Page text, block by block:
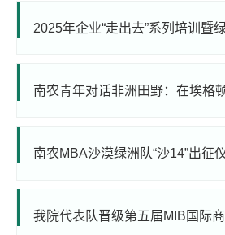
南农MBA沙漠绿洲队“沙14”出征